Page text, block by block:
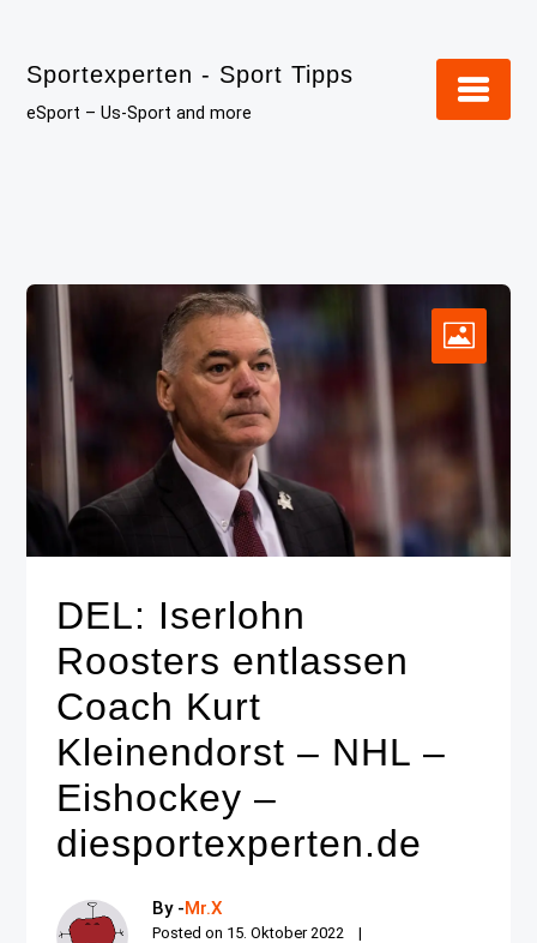
content
Sportexperten - Sport Tipps
eSport – Us-Sport and more
DEL: Iserlohn
Roosters entlassen
Coach Kurt
Kleinendorst – NHL –
Eishockey –
diesportexperten.de
By -Mr.X
Posted on 15. Oktober 2022